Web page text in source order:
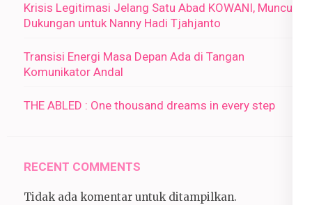
Krisis Legitimasi Jelang Satu Abad KOWANI, Muncul
Dukungan untuk Nanny Hadi Tjahjanto
Transisi Energi Masa Depan Ada di Tangan
Komunikator Andal
THE ABLED : One thousand dreams in every step
RECENT COMMENTS
Tidak ada komentar untuk ditampilkan.